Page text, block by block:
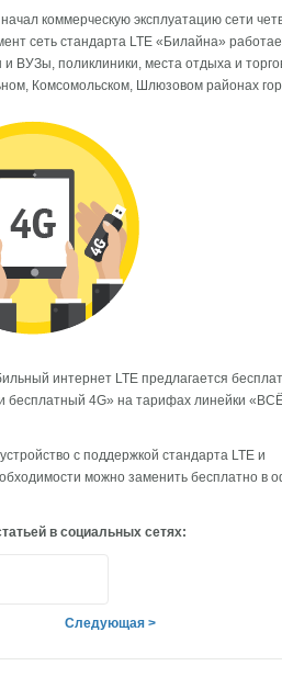
коммерческую эксплуатацию сети
сеть стандарта LTE «Билайна»
ВУЗы, поликлиники, места отдыха и
Комсомольском, Шлюзовом районах
интернет LTE предлагается
бесплатный 4G» на тарифах линейки
с поддержкой стандарта LTE и
можно заменить бесплатно в
в социальных сетях:
Следующая >